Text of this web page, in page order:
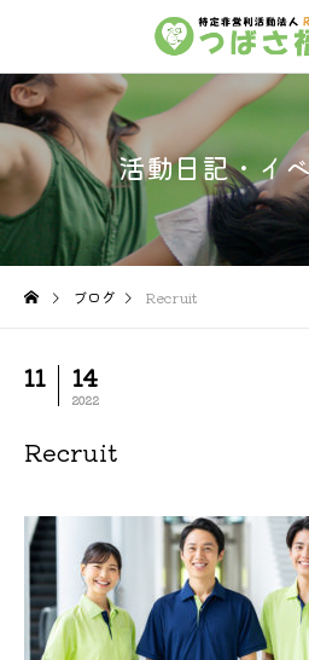
活動日記・イ
ブログ Recruit
11 14
2022
Recruit